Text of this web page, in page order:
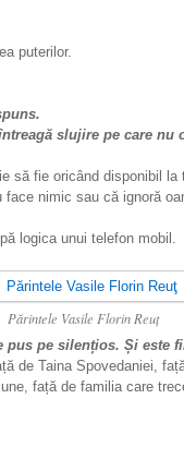
puterilor.
slujire pe care nu
să fie oricând disponibil
nimic sau că ignoră
logica unui telefon mobil.
Părintele Vasile Florin Reuţ
pe silențios. Și este
de Taina Spovedaniei,
față de familia care